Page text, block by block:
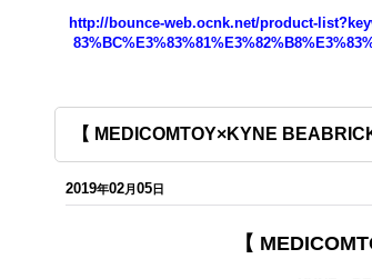
http://bounce-web.ocnk.net/product-
【 MEDICOMTOY×KYNE
2019年02月05日
【